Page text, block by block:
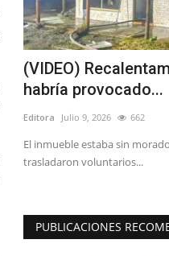
(VIDEO)
habría provocado...
Editora Julio 9, 2026 662
El inmueble estaba sin
trasladaron voluntarios...
PUBLICACIONES